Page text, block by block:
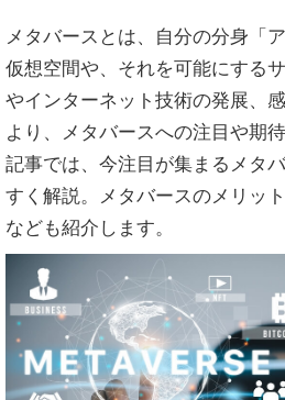
メタバースとは、自分の分身「
仮想空間や、それを可能にする
やインターネット技術の発展、
より、メタバースへの注目や期
記事では、今注目が集まるメタ
すく解説。メタバースのメリッ
なども紹介します。